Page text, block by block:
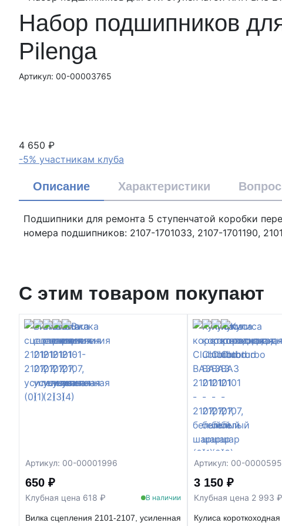
Набор подшипников
Pilenga
Артикул: 00-00003765
4 650 ₽
-5% участникам клуба
Описание Характеристики
Подшипники для ремонта 5 ступенчатой коробки
номера подшипников: 2107-1701033, 2107-1701190,
С этим товаром покупают
Артикул: 00-00001996
650 ₽
Клубная цена 618 ₽ В наличии
Вилка сцепления 2101-2107, усиленная
Артикул: 00-
3 150 ₽
Клубная цена 2 993 ₽
Кулиса